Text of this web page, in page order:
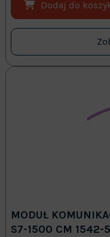
Dodaj do
MODUŁ
S7-1500 CM